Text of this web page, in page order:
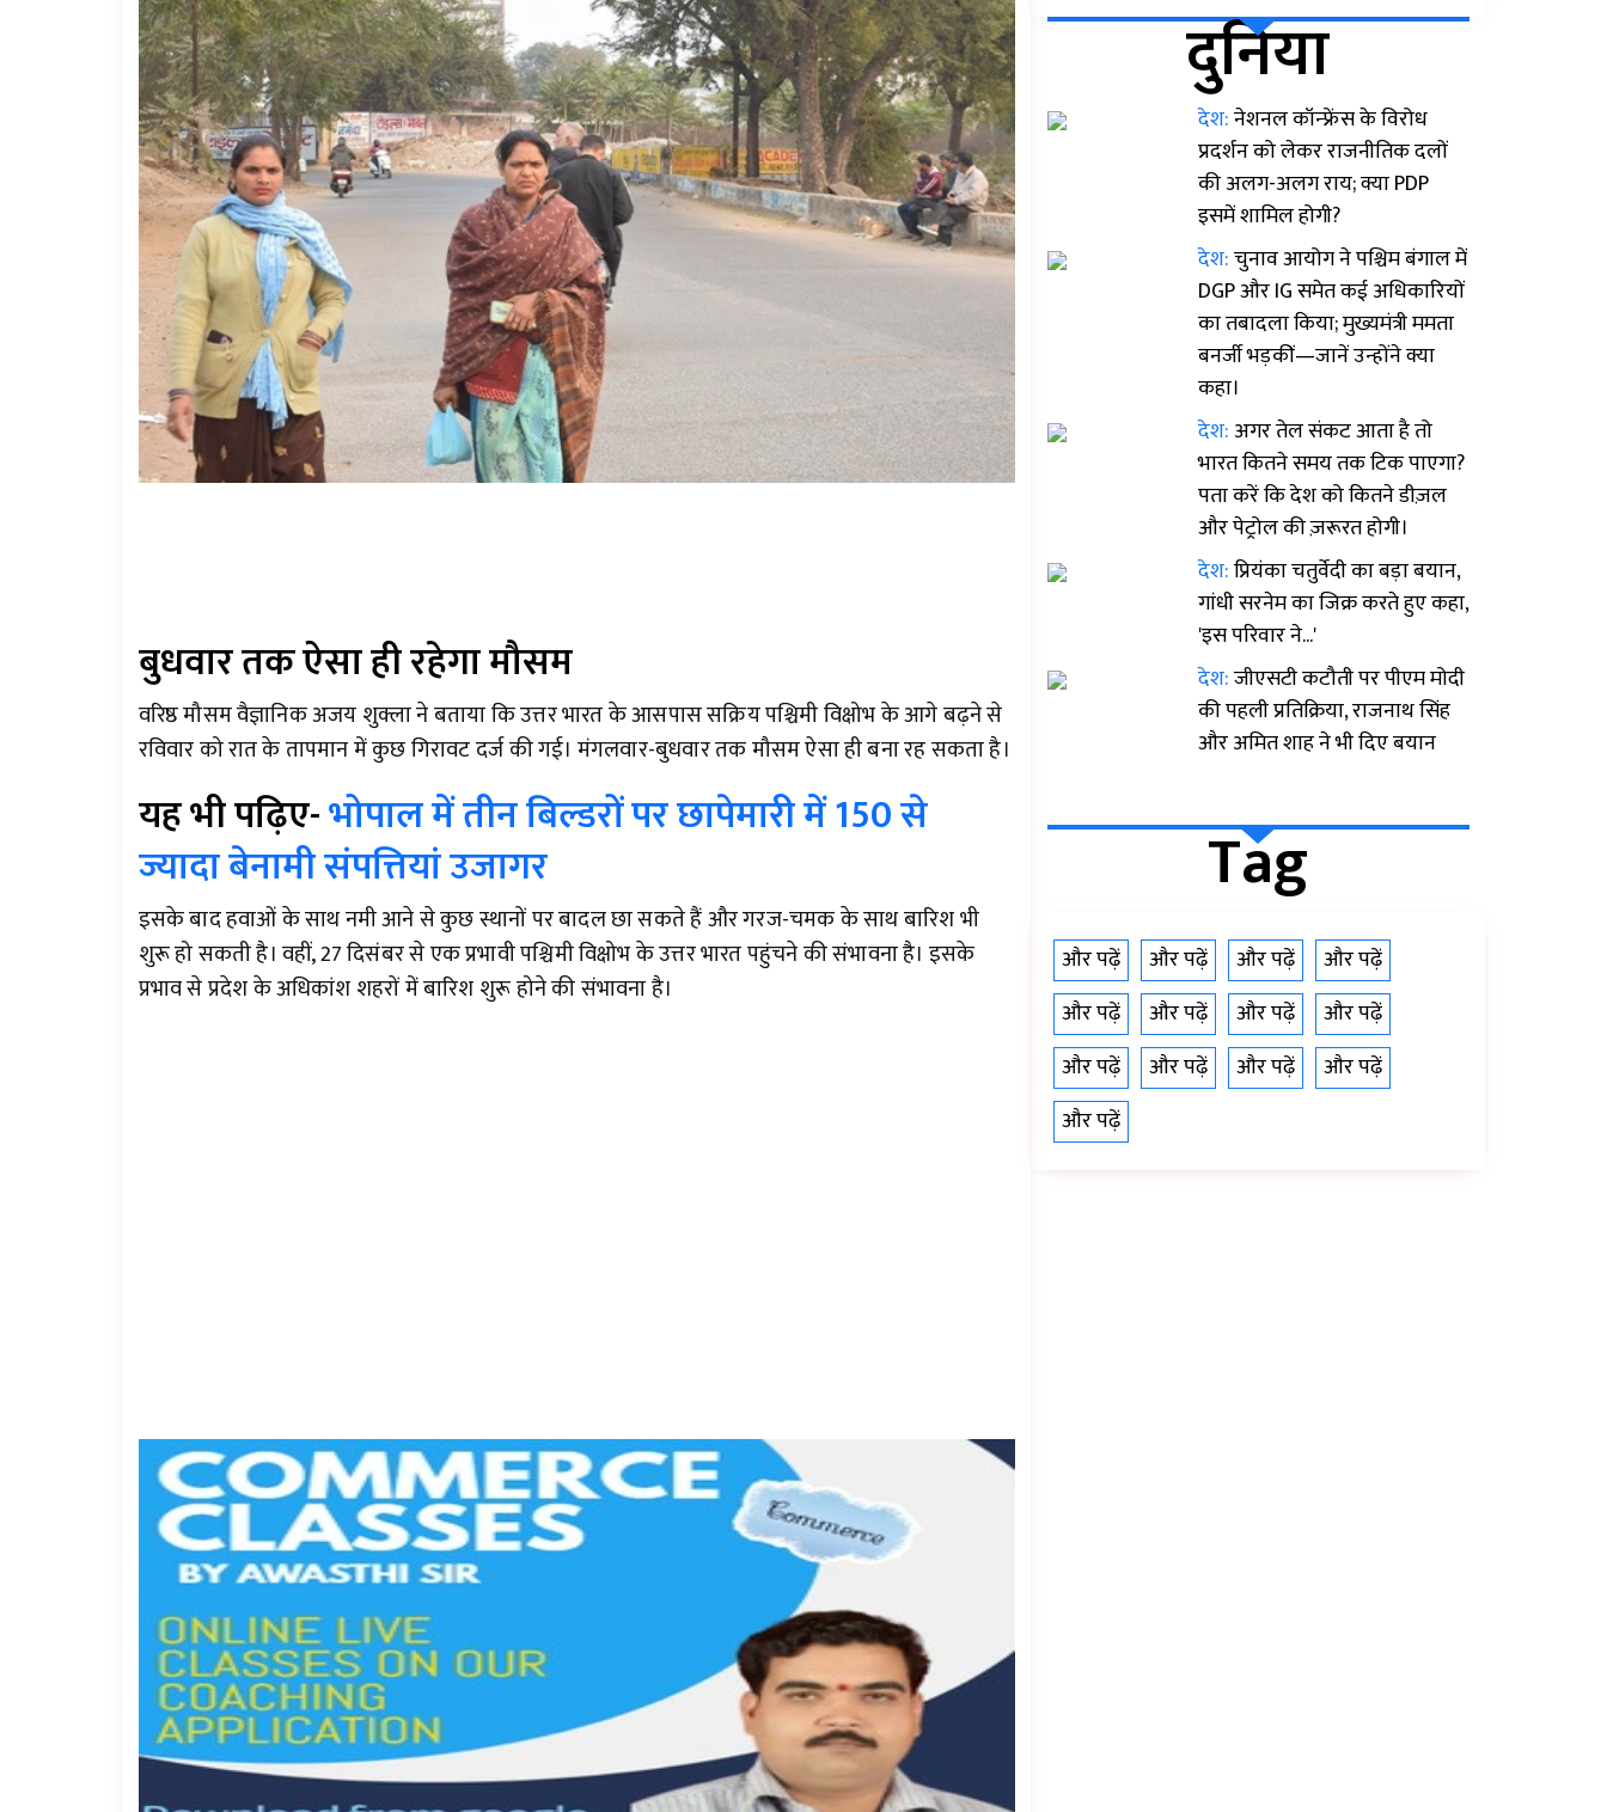
बुधवार तक ऐसा ही रहेगा मौसम
वरिष्ठ मौसम वैज्ञानिक अजय शुक्ला ने बताया कि उत्तर भारत के आसपास सक्रिय पश्चिमी विक्षोभ के आगे बढ़ने से
रविवार को रात के तापमान में कुछ गिरावट दर्ज की गई। मंगलवार-बुधवार तक मौसम ऐसा ही बना रह सकता है।
यह भी पढ़िए-भोपाल में तीन बिल्डरों पर छापेमारी में 150 से
ज्यादा बेनामी संपत्तियां उजागर
इसके बाद हवाओं के साथ नमी आने से कुछ स्थानों पर बादल छा सकते हैं और गरज-चमक के साथ बारिश भी
शुरू हो सकती है। वहीं, 27 दिसंबर से एक प्रभावी पश्चिमी विक्षोभ के उत्तर भारत पहुंचने की संभावना है। इसके
प्रभाव से प्रदेश के अधिकांश शहरों में बारिश शुरू होने की संभावना है।
दुनिया
देश:नेशनल कॉन्फ्रेंस के विरोध
प्रदर्शन को लेकर राजनीतिक दलों
की अलग-अलग राय; क्या PDP
इसमें शामिल होगी?
देश:चुनाव आयोग ने पश्चिम बंगाल में
DGP और IG समेत कई अधिकारियों
का तबादला किया; मुख्यमंत्री ममता
बनर्जी भड़कीं—जानें उन्होंने क्या
कहा।
देश: अगर तेल संकट आता है तो
भारत कितने समय तक टिक पाएगा?
पता करें कि देश को कितने डीज़ल
और पेट्रोल की ज़रूरत होगी।
देश:प्रियंका चतुर्वेदी का बड़ा बयान,
गांधी सरनेम का जिक्र करते हुए कहा,
'इस परिवार ने...'
देश:जीएसटी कटौती पर पीएम मोदी
की पहली प्रतिक्रिया, राजनाथ सिंह
और अमित शाह ने भी दिए बयान
Tag
और पढ़ें और पढ़ें और पढ़ें
और पढ़ें
और पढ़ें
और पढ़ें और पढ़ें
और पढ़ें
और पढ़ें
और पढ़ें और पढ़ें
और पढ़ें
और पढ़ें